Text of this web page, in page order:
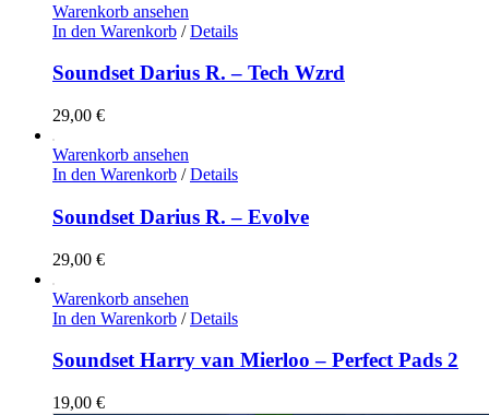
Warenkorb ansehen
In den Warenkorb / Details
Soundset Darius R. – Tech Wzrd
29,00 €
Warenkorb ansehen
In den Warenkorb / Details
Soundset Darius R. – Evolve
29,00 €
Warenkorb ansehen
In den Warenkorb / Details
Soundset Harry van Mierloo – Perfect Pads 2
19,00 €